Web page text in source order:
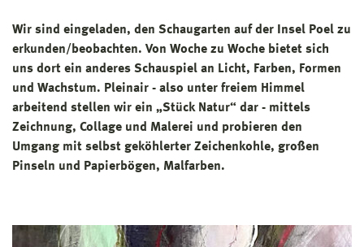
Wir sind eingeladen, den Schaugarten auf der Insel Poel zu
erkunden/beobachten. Von Woche zu Woche bietet sich
uns dort ein anderes Schauspiel an Licht, Farben, Formen
und Wachstum. Pleinair - also unter freiem Himmel
arbeitend stellen wir ein „Stück Natur“ dar - mittels
Zeichnung, Collage und Malerei und probieren den
Umgang mit selbst geköhlerter Zeichenkohle, großen
Pinseln und Papierbögen, Malfarben.